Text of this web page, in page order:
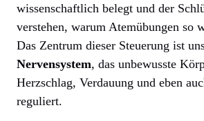
wissenschaftlich belegt und der
verstehen, warum Atemübungen so
Das Zentrum dieser Steuerung ist
Nervensystem, das unbewusste
Herzschlag, Verdauung und eben
reguliert.